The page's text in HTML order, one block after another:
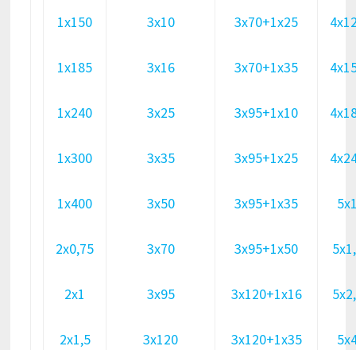
1х150
1х185
1х240
1х300
1х400
2х0,75
2х1
2х1,5
3х10
3х16
3х25
3х35
3х50
3х70
3х95
3х120
3х70+1х25
3х70+1х35
3х95+1х10
3х95+1х25
3х95+1х35
3х95+1х50
3х120+1х16
3х120+1х35